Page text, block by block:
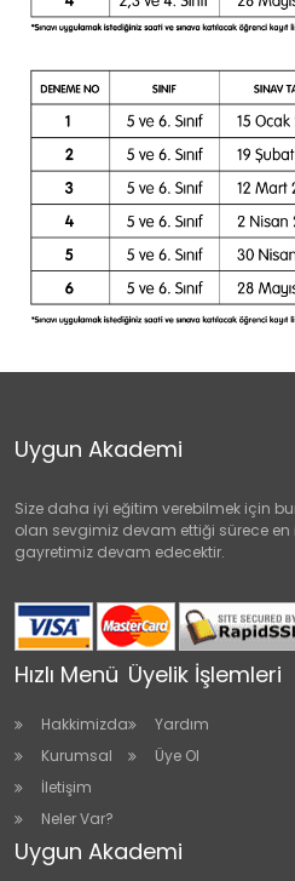
Uygun Akademi
Size daha iyi eğitim verebilmek için
olan sevgimiz devam ettiği sürece en
gayretimiz devam edecektir.
Hızlı Menü
Hakkimizda
Kurumsal
İletişim
Neler Var?
Üyelik İşlemleri
Yardım
Üye Ol
Uygun Akademi